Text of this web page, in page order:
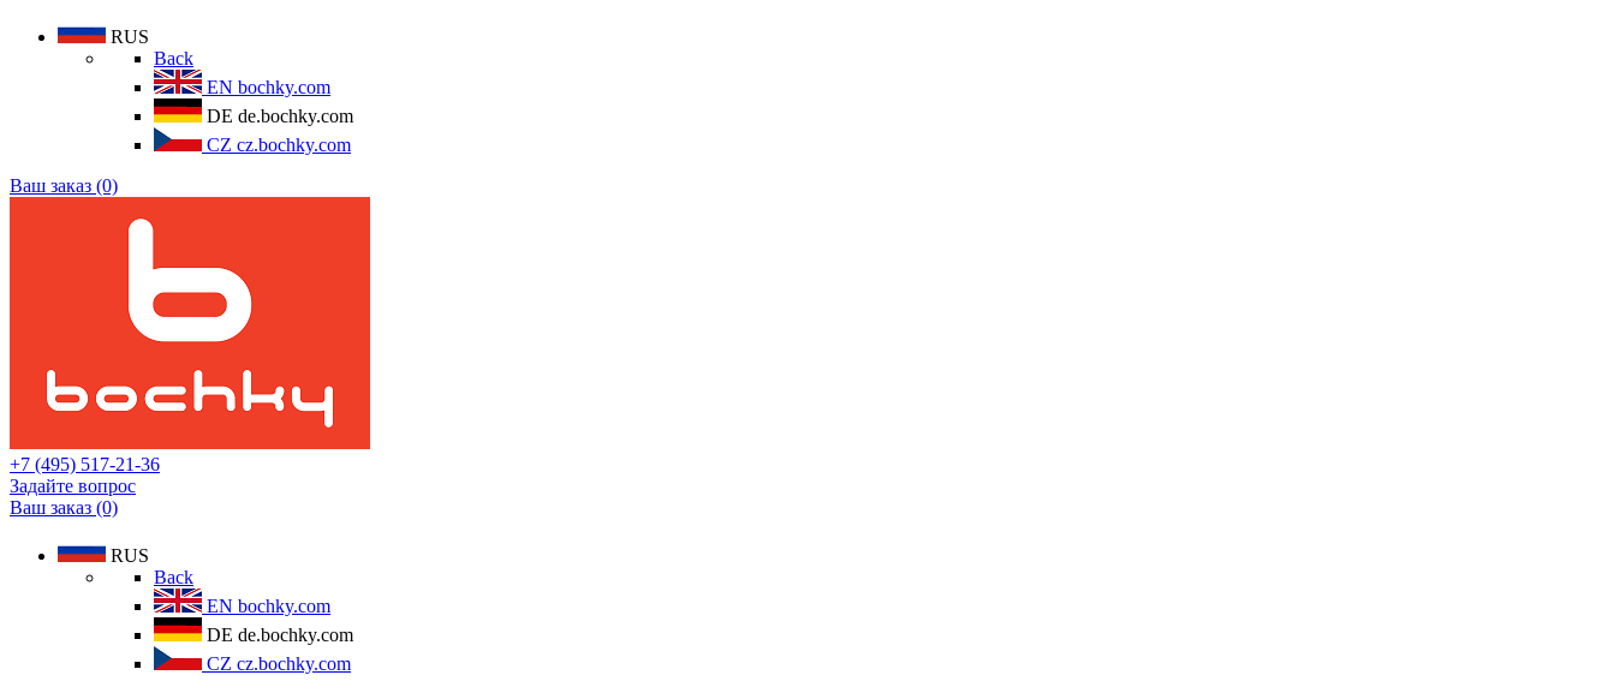
RUS
Back
EN bochky.com
DE de.bochky.com
CZ cz.bochky.com
Ваш заказ (0)
+7 (495) 517-21-36
Задайте вопрос
Ваш заказ (0)
RUS
Back
EN bochky.com
DE de.bochky.com
CZ cz.bochky.com